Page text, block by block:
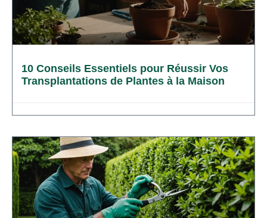
10 Conseils Essentiels pour Réussir Vos
Transplantations de Plantes à la Maison